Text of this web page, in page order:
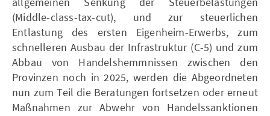
(Middle-class-tax-cut), und zur steuerlichen
Entlastung des ersten Eigenheim-Erwerbs, zum
schnelleren Ausbau der Infrastruktur (C-5) und zum
Abbau von Handelshemmnissen zwischen den
Provinzen noch in 2025, werden die Abgeordneten
nun zum Teil die Beratungen fortsetzen oder erneut
Maßnahmen zur Abwehr von Handelssanktionen